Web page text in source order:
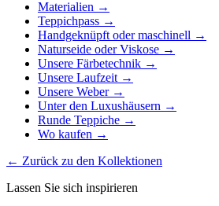
Materialien →
Teppichpass →
Handgeknüpft oder maschinell →
Naturseide oder Viskose →
Unsere Färbetechnik →
Unsere Laufzeit →
Unsere Weber→
Unter den Luxushäusern →
Runde Teppiche →
Wo kaufen →
← Zurück zu den Kollektionen
Lassen Sie sich inspirieren